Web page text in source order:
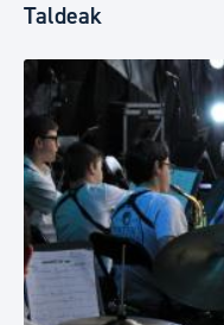
Taldeak